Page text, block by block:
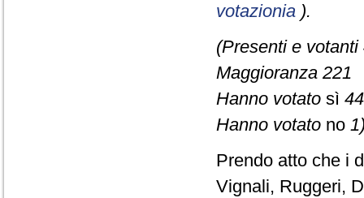
votazionia ).
(Presenti e votanti
Maggioranza 221
Hanno votato sì
Hanno votato no
Prendo atto che i
Vignali, Ruggeri,